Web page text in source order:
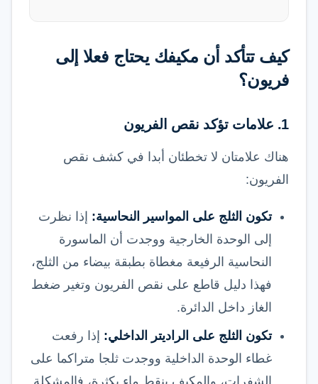
كيف تتأكد أن مكيفك يحتاج فعلا إلى
فريون؟
1. علامات تؤكد نقص الفريون
هناك علامتان لا تخطئان أبدا في كشف نقص
الفريون:
تكون الثلج على المواسير النحاسية: إذا نظرت
إلى الوحدة الخارجية ووجدت أن الماسورة
النحاسية الرفيعة مغطاة بطبقة بيضاء من الثلج،
فهذا دليل قاطع على نقص الفريون وتغير ضغط
الغاز داخل الدائرة.
تكون الثلج على الراديتر الداخلي: إذا رفعت
غطاء الوحدة الداخلية ووجدت ثلجا متراكما على